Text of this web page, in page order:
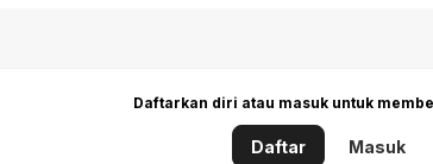
Daftarkan diri atau masuk untuk
Daftar Masuk